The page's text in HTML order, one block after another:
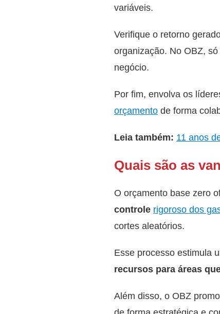
variáveis.
Verifique o retorno
organização. No OBZ,
negócio.
Por fim, envolva os
orçamento de forma
Leia também: 11 anos
Quais são as
O orçamento base zero
controle rigoroso dos
cortes aleatórios.
Esse processo estimula
recursos para áreas
Além disso, o OBZ